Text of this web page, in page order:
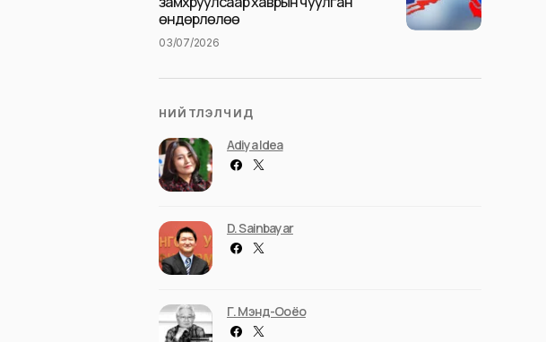
өндөрлөлөө
03/07/2026
НИЙТЛЭЛЧИД
Adiya Idea
D. Sainbayar
Г. Мэнд-Ооёо